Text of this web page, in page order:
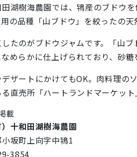
湖樹海農園では、鴇産のブドウ
の品種「山ブドウ」を絞ったの天
たのがブドウジャムです。「山
めらかに仕上げられており、砂
ザートにかけてもOK。肉料理の
直売所「ハートランドマーケッ
載
）十和田湖樹海農園
坂町上向字中鴇1
3854